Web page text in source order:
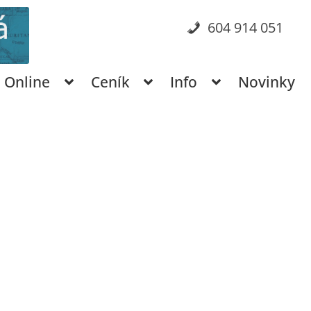
604 914 051
Online Ceník Info Novinky